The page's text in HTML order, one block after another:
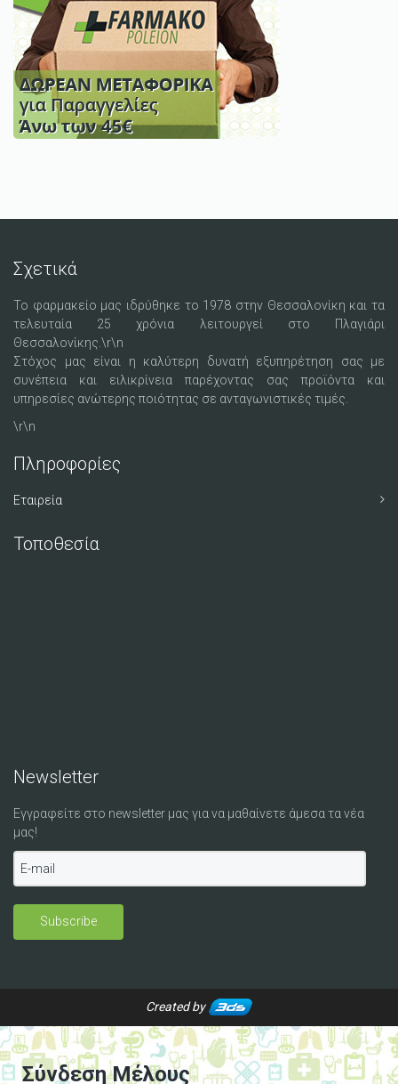
Σχετικά
Το φαρμακείο μας ιδρύθηκε το 1978 στην Θεσσαλονίκη και τα
τελευταία 25 χρόνια λειτουργεί στο Πλαγιάρι
Θεσσαλονίκης.\r\n
Στόχος μας είναι η καλύτερη δυνατή εξυπηρέτηση σας με
συνέπεια και ειλικρίνεια παρέχοντας σας προϊόντα και
υπηρεσίες ανώτερης ποιότητας σε ανταγωνιστικές τιμές.
\r\n
Πληροφορίες
Εταιρεία
Τοποθεσία
Newsletter
Εγγραφείτε στο newsletter μας για να μαθαίνετε άμεσα τα νέα
μας!
Created by
Σύνδεση Μέλους